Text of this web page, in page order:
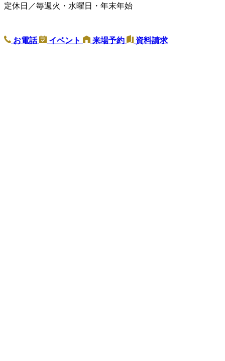
定休日／毎週火・水曜日・年末年始
お電話 イベント 来場予約 資料請求